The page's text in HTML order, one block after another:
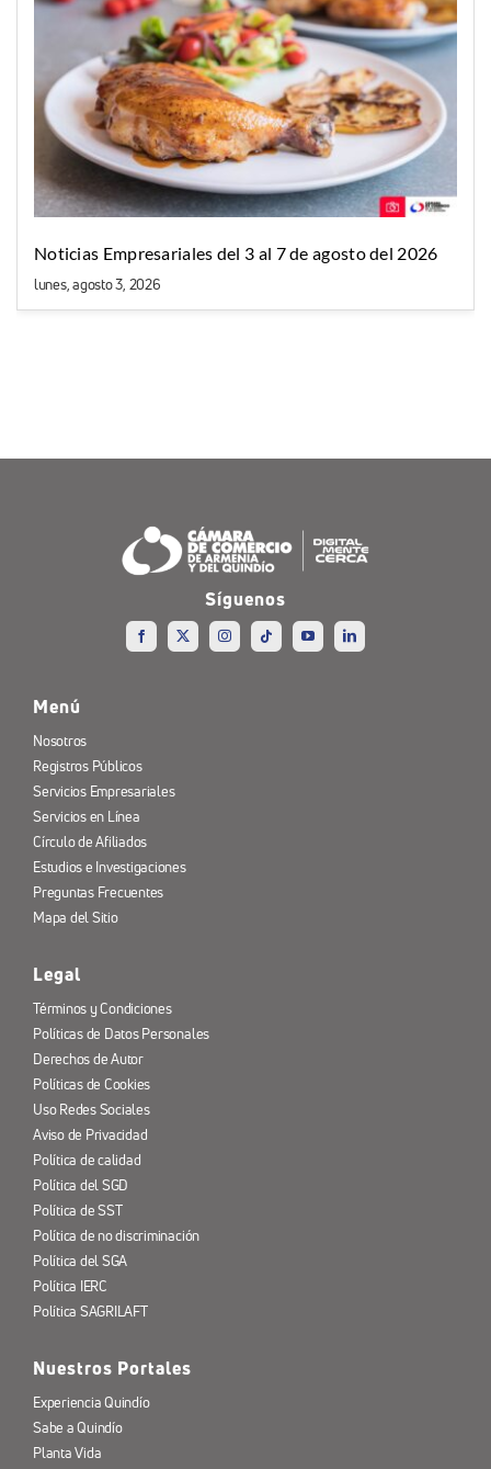
Noticias Empresariales del 3 al 7 de agosto del 2026
lunes, agosto 3, 2026
Síguenos
Menú
Nosotros
Registros Públicos
Servicios Empresariales
Servicios en Línea
Círculo de Afiliados
Estudios e Investigaciones
Preguntas Frecuentes
Mapa del Sitio
Legal
Términos y Condiciones
Políticas de Datos Personales
Derechos de Autor
Políticas de Cookies
Uso Redes Sociales
Aviso de Privacidad
Política de calidad
Política del SGD
Política de SST
Política de no discriminación
Política del SGA
Política IERC
Política SAGRILAFT
Nuestros Portales
Experiencia Quindío
Sabe a Quindío
Planta Vida